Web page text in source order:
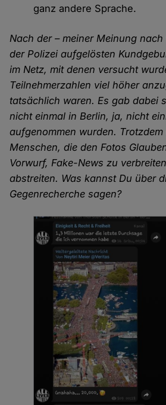
ganz andere Sprache.
Nach der – meiner Meinung
der Polizei aufgelösten
im Netz, mit denen versucht
Teilnehmerzahlen viel höher
tatsächlich waren. Es gab dabei
nicht einmal in Berlin, ja, nicht
aufgenommen wurden.
Menschen, die den Fotos
Vorwurf, Fake-News zu
abstreiten. Was kannst Du über
Gegenrecherche sagen?